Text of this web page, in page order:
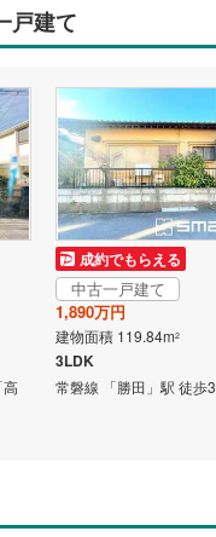
戸建て
高
成約でもらえる
中古一戸建て
1,890万円
建物面積 119.84m2
3LDK
常磐線 「勝田」駅 徒歩
抜け（0
ビスルーム（納戸）（0
型キッチン（0）
乾燥機あり（0）
ー、庭